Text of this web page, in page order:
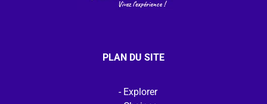
PLAN DU SITE
Explorer